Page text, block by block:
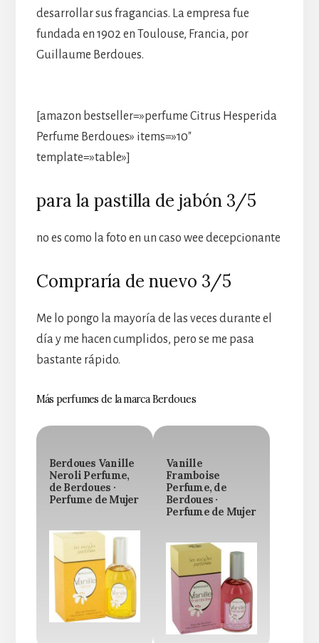
desarrollar sus fragancias. La empresa fue
fundada en 1902 en Toulouse, Francia, por
Guillaume Berdoues.
[amazon bestseller=»perfume Citrus Hesperida
Perfume Berdoues» items=»10″
template=»table»]
para la pastilla de jabón 3/5
no es como la foto en un caso wee decepcionante
Compraría de nuevo 3/5
Me lo pongo la mayoría de las veces durante el
día y me hacen cumplidos, pero se me pasa
bastante rápido.
Más perfumes de la marca Berdoues
Berdoues Vanille
Neroli Perfume,
de Berdoues ·
Perfume de Mujer
Vanille
Framboise
Perfume, de
Berdoues ·
Perfume de Mujer